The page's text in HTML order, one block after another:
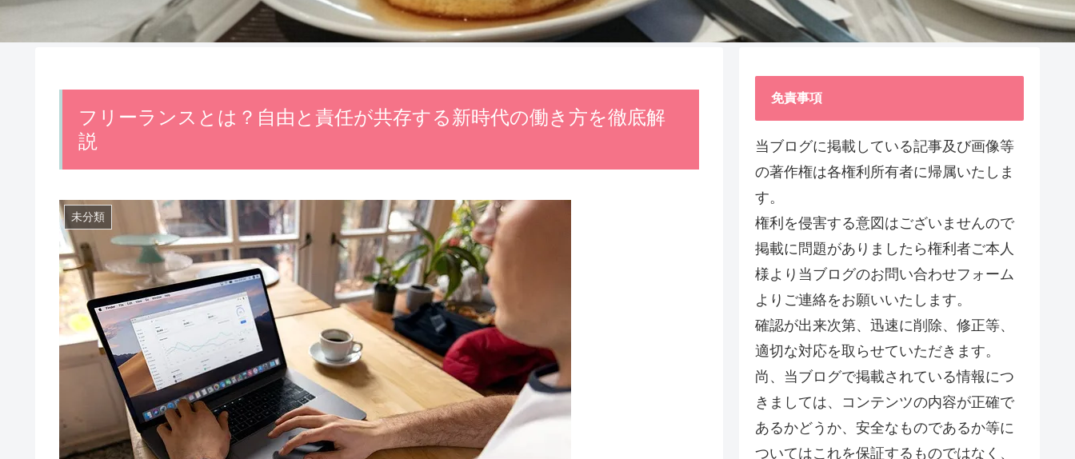
フリーランスとは？自由と責任が共存する新時代の働き方を徹底解
説
未分類
免責事項
当ブログに掲載している記事及び画像等
の著作権は各権利所有者に帰属いたしま
す。
権利を侵害する意図はございませんので
掲載に問題がありましたら権利者ご本人
様より当ブログのお問い合わせフォーム
よりご連絡をお願いいたします。
確認が出来次第、迅速に削除、修正等、
適切な対応を取らせていただきます。
尚、当ブログで掲載されている情報につ
きましては、コンテンツの内容が正確で
あるかどうか、安全なものであるか等に
ついてはこれを保証するものではなく、